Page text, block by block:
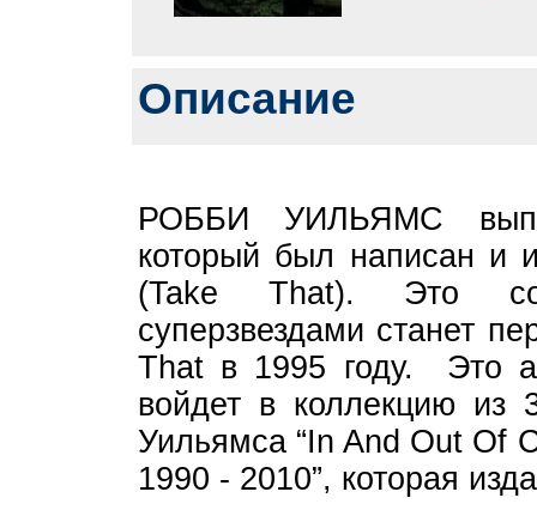
Описание
РОББИ УИЛЬЯМС
который был написан и
(Take That). Это
суперзвездами станет
That в 1995 году. Это
войдет в коллекцию из
Уильямса “In And Out Of
1990 - 2010”, которая